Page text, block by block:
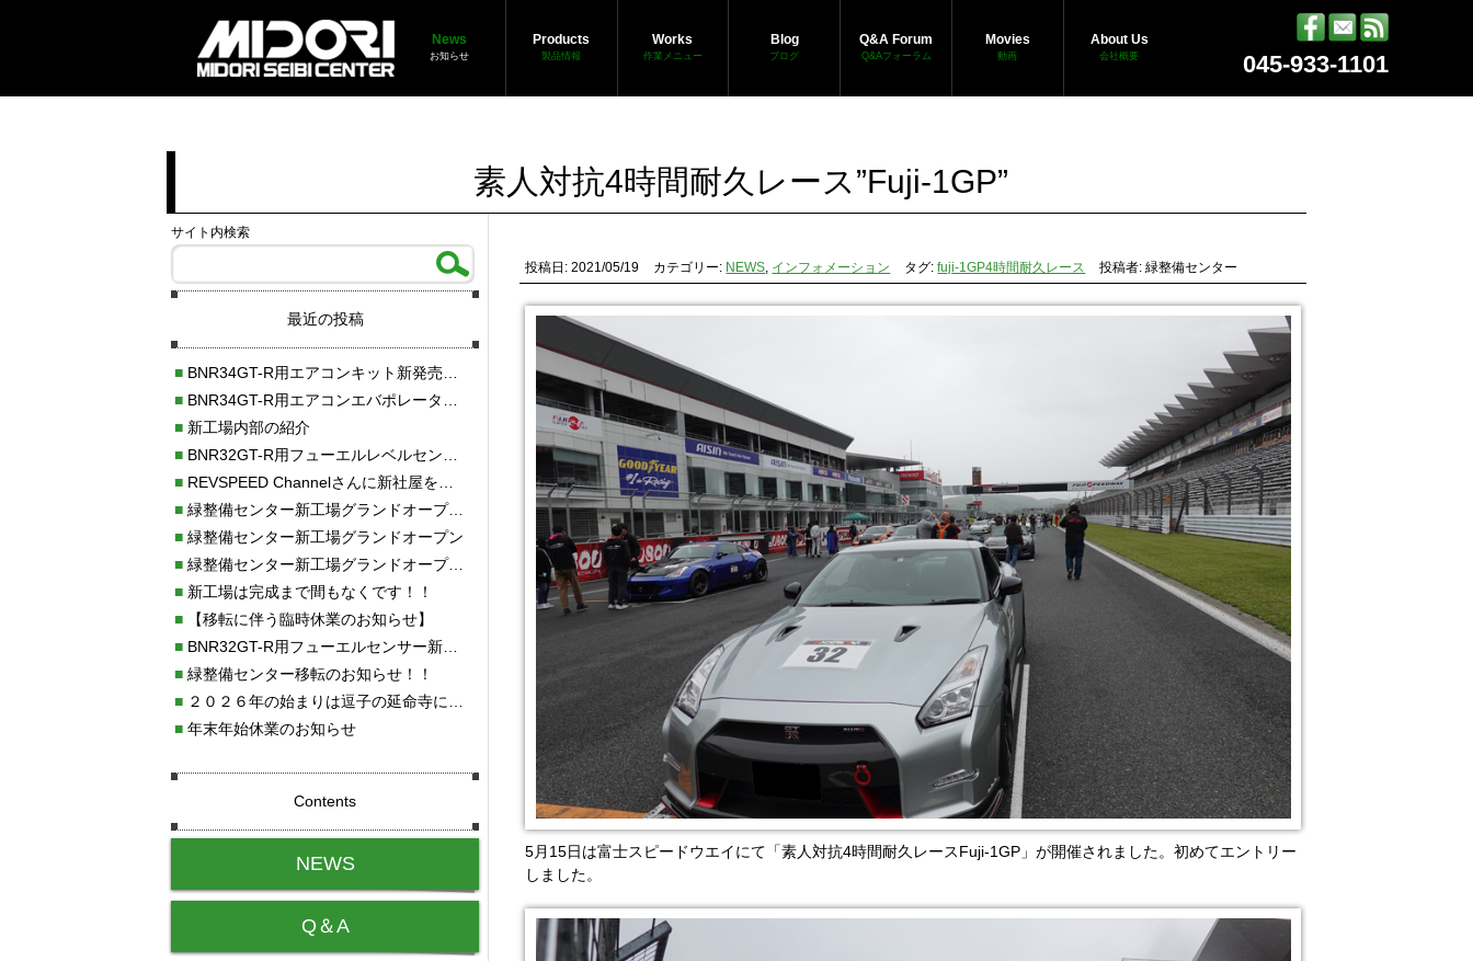
News
お知らせ
Products
製品情報
Works
作業メニュー
Blog
ブログ
Q&A Forum
Q&Aフォーラム
Movies
動画
About Us
会社概要 045-933-1101
素人対抗4時間耐久レース”Fuji-1GP”
投稿日: 2021/05/19 カテゴリー: NEWS, インフォメーション タグ:fuji-1GP4時間耐久レース 投稿者: 緑整備センター
5月15日は富士スピードウエイにて「素人対抗4時間耐久レースFuji-1GP」が開催されました。初めてエントリー
しました。
サイト内検索
最近の投稿
■BNR34GT-R用エアコンキット新発売！！
■BNR34GT-R用エアコンエバポレーターを新発売！！
■新工場内部の紹介
■BNR32GT-R用フューエルレベルセンサー新発売！！
■REVSPEED Channelさんに新社屋を紹介していただきました!!
■緑整備センター新工場グランドオープン・続報
■緑整備センター新工場グランドオープン
■緑整備センター新工場グランドオープンのお知らせ！！
■新工場は完成まで間もなくです！！
■【移転に伴う臨時休業のお知らせ】
■BNR32GT-R用フューエルセンサー新発売!!
■緑整備センター移転のお知らせ！！
■２０２６年の始まりは逗子の延命寺に行きました。
■年末年始休業のお知らせ
Contents
NEWS
Q＆A